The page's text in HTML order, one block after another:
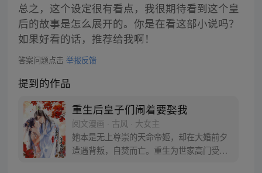
总之，这个设定很有看点，我很期待看到这个皇
后的故事是怎么展开的。你是在看这部小说吗？
如果好看的话，推荐给我啊！
答案问题点击 举报反馈
提到的作品
重生后皇子们闹着要娶我
阅文漫画 · 古风 · 大女主
她本是无上尊崇的天命帝姬，却在大婚前夕
遭遇背叛，自焚而亡。重生为世家高门受尽